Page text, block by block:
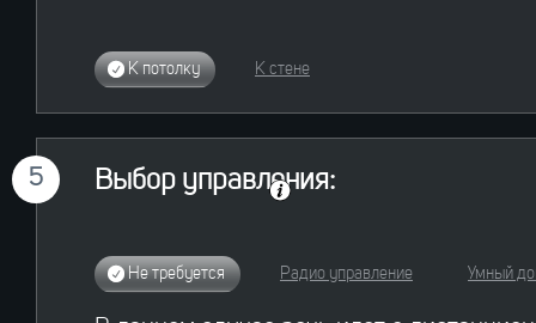
К потолку К стене
5 Выбор управления:
Не требуется Радио управление Умный